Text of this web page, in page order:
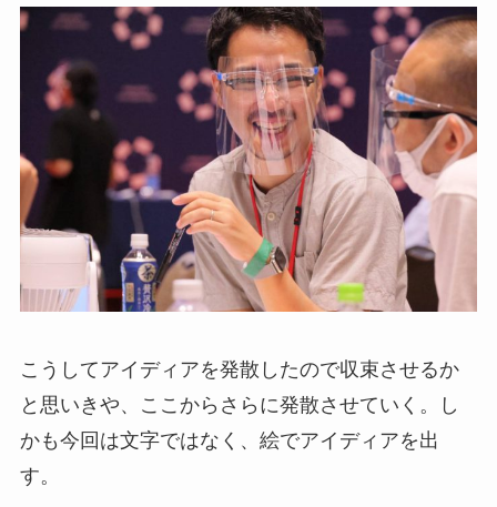
こうしてアイディアを発散したので収束させるか
と思いきや、ここからさらに発散させていく。し
かも今回は文字ではなく、絵でアイディアを出
す。